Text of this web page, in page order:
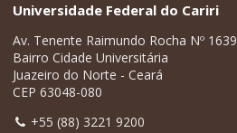
Universidade Federal do Cariri
Av. Tenente Raimundo Rocha Nº 1639
Bairro Cidade Universitária
Juazeiro do Norte - Ceará
CEP 63048-080
+55 (88) 3221 9200